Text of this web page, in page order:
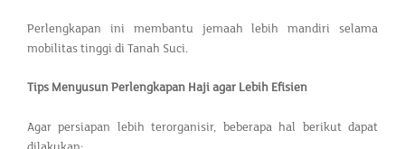
Perlengkapan ini membantu jemaah lebih mandiri selama
mobilitas tinggi di Tanah Suci.
Tips Menyusun Perlengkapan Haji agar Lebih Efisien
Agar persiapan lebih terorganisir, beberapa hal berikut dapat